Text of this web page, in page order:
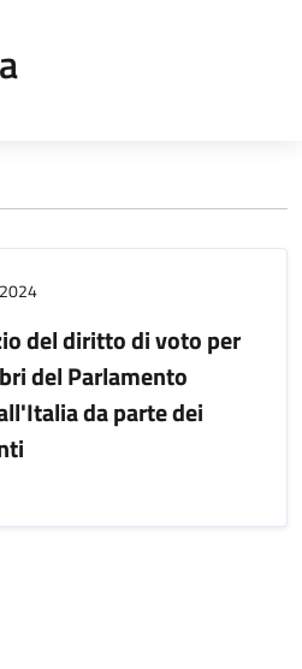
del diritto di voto per
del Parlamento
da parte dei